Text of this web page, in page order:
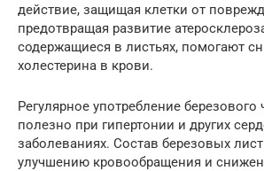
действие, защищая клетки от
предотвращая развитие
содержащиеся в листьях, помогают
холестерина в крови.
Регулярное употребление
полезно при гипертонии и других
заболеваниях. Состав березовых
улучшению кровообращения и